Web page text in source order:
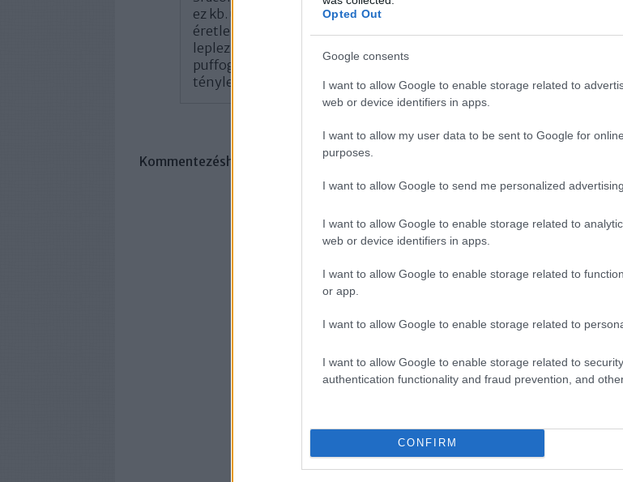
Opted Out
Google consents
I want to allow Google to enable storage related to
web or device identifiers in apps.
I want to allow my user data to be sent to Google for
purposes.
I want to allow Google to send me personalized advertising.
I want to allow Google to enable storage related to
web or device identifiers in apps.
I want to allow Google to enable storage related to
or app.
I want to allow Google to enable storage related to
I want to allow Google to enable storage related to
authentication functionality and fraud prevention, and
CONFIRM
ez kb. ugyanaz a szint, mármint a Titanic. (Igen, persze, hallom,
éretlen hülyegyerek vagyok, kicsi a pöcsöm, és/vagy görcsösen
leplezni az érzéseket, melyeket ez a filmtörténeti csoda minden
puffogásom ellenére bennem is kiváltott, vagy az is lehet, hogy a
tényleg nevetséges nyálözön. Melyik a valószínűbb?)
Kommentezéshez , vagyregisztrálj